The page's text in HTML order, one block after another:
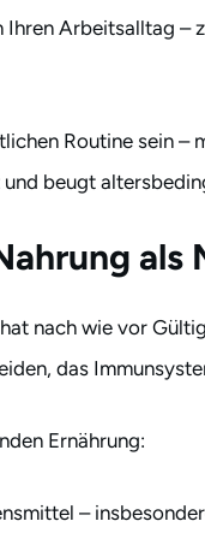
Arbeitsalltag –
Routine sein –
beugt
als
nach wie vor
das
Ernährung:
–